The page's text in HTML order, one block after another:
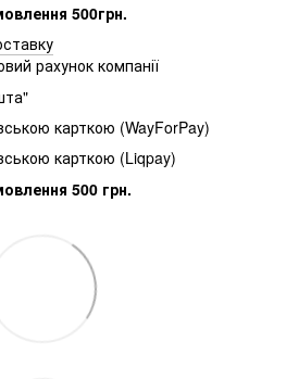
500грн.
рахунок компанії
карткою (WayForPay)
карткою (Liqpay)
500 грн.